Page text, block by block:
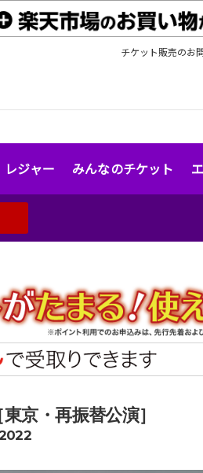
チケット販売のお
レジャー みんなのチケット
京・再振替公演］